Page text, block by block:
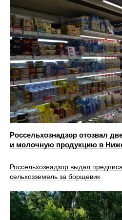
Россельхознадзор отозвал
и молочную продукцию в
Россельхознадзор выдал
сельхозземель за борщевик